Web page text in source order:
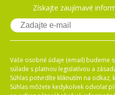
Získajte zaujímavé
Vaše osobné údaje (email) budeme
súlade s platnou legislatívou a
Súhlas potvrdíte kliknutím na odkaz,
Súhlas môžete kedykoľvek odvolať